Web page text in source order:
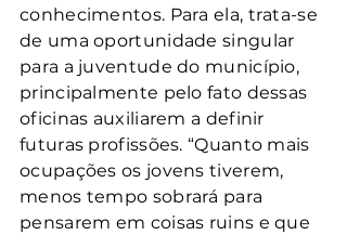
conhecimentos. Para ela, trata-se
de uma oportunidade singular
para a juventude do município,
principalmente pelo fato dessas
oficinas auxiliarem a definir
futuras profissões. “Quanto mais
ocupações os jovens tiverem,
menos tempo sobrará para
pensarem em coisas ruins e que